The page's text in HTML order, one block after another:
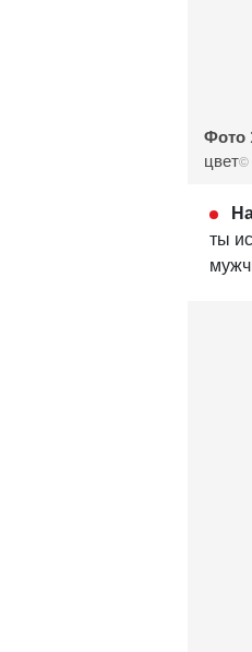
Фото
цвет©
ты